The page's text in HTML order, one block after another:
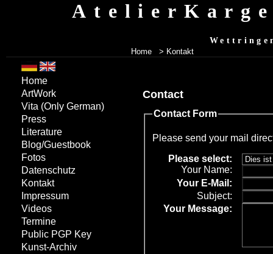
Home > Kontakt
Contact
Contact Form
Please send your mail
Please select:
Your Name:
Your E-Mail:
Subject:
Your Message:
Home
ArtWork
Vita (Only German)
Press
Literature
Blog/Guestbook
Fotos
Datenschutz
Kontakt
Impressum
Videos
Termine
Public PGP Key
Kunst-Archiv